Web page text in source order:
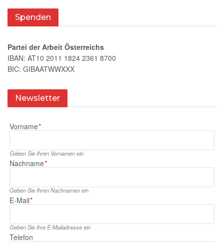
Spenden
Partei der Arbeit Österreichs
IBAN: AT10 2011 1824 2361 8700
BIC: GIBAATWWXXX
Newsletter
Vorname*
Geben Sie Ihren Vornamen ein
Nachname*
Geben Sie Ihren Nachnamen ein
E‑Mail*
Geben Sie ihre E‑Mailadresse ein
Telefon